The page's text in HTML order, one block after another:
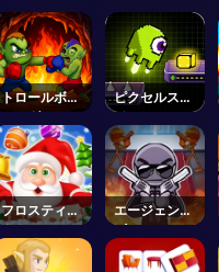
トロールボク
シング
ピクセルスラ
イム
フロスティコ
ネクションク
エスト
エージェント
ゴー